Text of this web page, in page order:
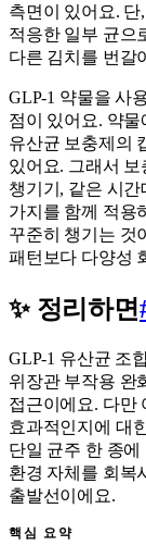
측면이 있어요. 단
적응한 일부 균으
다른 김치를 번갈
GLP-1 약물을 사
점이 있어요. 약
유산균 보충제의
있어요. 그래서
챙기기, 같은 시간
가지를 함께 적용
꾸준히 챙기는 것
패턴보다 다양성
✨ 정리하면
GLP-1 유산균 조
위장관 부작용 완
접근이에요. 다만
효과적인지에 대
단일 균주 한 종
환경 자체를 회복
출발선이에요.
핵심 요약